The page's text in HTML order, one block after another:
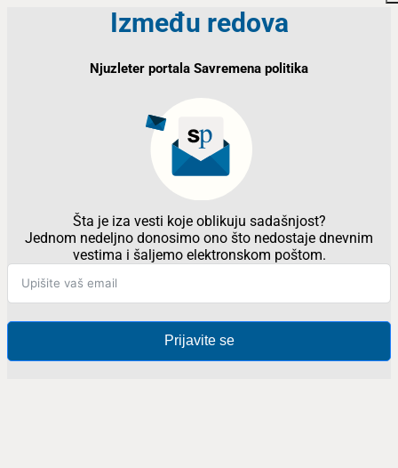
Između redova
Njuzleter portala Savremena politika
Šta je iza vesti koje oblikuju sadašnjost?
Jednom nedeljno donosimo ono što nedostaje dnevnim
vestima i šaljemo elektronskom poštom.
Prijavite se